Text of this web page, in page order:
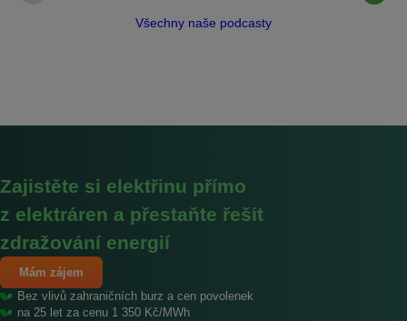
Všechny naše podcasty
Zajistěte si elektřinu přímo
z elektráren a přestaňte řešit
zdražování energií
Mám zájem
Bez vlivů zahraničních burz a cen povolenek
na 25 let za cenu 1 350 Kč/MWh